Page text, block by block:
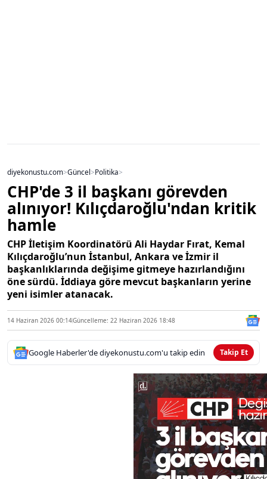
diyekonustu.com>Güncel>Politika>
CHP'de 3 il başkanı görevden
alınıyor! Kılıçdaroğlu'ndan kritik
hamle
CHP İletişim Koordinatörü Ali Haydar Fırat, Kemal
Kılıçdaroğlu’nun İstanbul, Ankara ve İzmir il
başkanlıklarında değişime gitmeye hazırlandığını
öne sürdü. İddiaya göre mevcut başkanların yerine
yeni isimler atanacak.
14 Haziran 2026 00:14Güncelleme: 22 Haziran 2026 18:48
Google Haberler'de diyekonustu.com'u takip edin Takip Et